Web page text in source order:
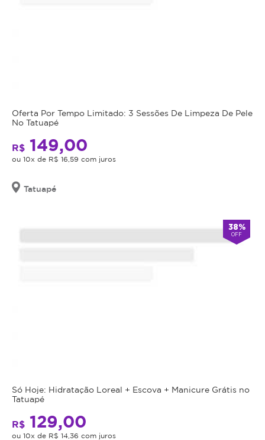
Oferta Por Tempo Limitado: 3 Sessões De Limpeza De Pele
No Tatuapé
R$ 149,00
ou 10x de R$ 16,59 com juros
Tatuapé
38%
OFF
Só Hoje: Hidratação Loreal + Escova + Manicure Grátis no
Tatuapé
R$ 129,00
ou 10x de R$ 14,36 com juros